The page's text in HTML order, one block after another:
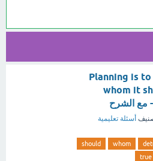
Planning is
whom it
أسئلة تعليمية
whom
should
true